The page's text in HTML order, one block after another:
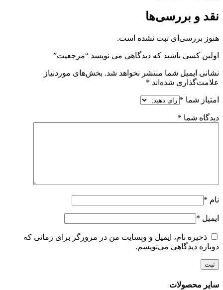
نقد و بررسی‌ها
هنوز بررسی‌ای ثبت نشده است.
اولین کسی باشید که دیدگاهی می نویسد “مرجعیت”
نشانی ایمیل شما منتشر نخواهد شد. بخش‌های موردنیاز
علامت‌گذاری شده‌اند *
امتیاز شما *
دیدگاه شما *
نام *
ایمیل *
ذخیره نام، ایمیل و وبسایت من در مرورگر برای زمانی که
دوباره دیدگاهی می‌نویسم.
سایر محصولات